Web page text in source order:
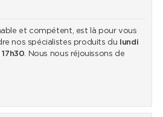
et compétent, est là pour vous
nos spécialistes produits du
lundi
. Nous nous réjouissons de